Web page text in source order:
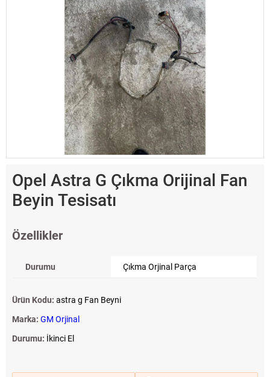
Opel Astra G Çıkma Orijinal Fan
Beyin Tesisatı
Özellikler
Durumu Çıkma Orjinal Parça
Ürün Kodu: astra g Fan Beyni
Marka: GM Orjinal
Durumu: İkinci El